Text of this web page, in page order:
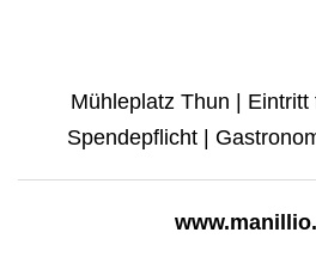
Mühleplatz Thun |
Spendepflicht |